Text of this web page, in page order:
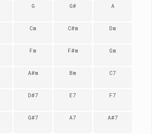
G G# A
Cm C#m Dm
Fm F#m Gm
A#m Bm C7
D#7 E7 F7
G#7 A7 A#7